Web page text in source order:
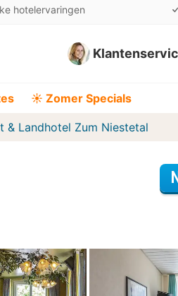
hotelervaringen
☀️ Zomer Specials
& Landhotel Zum Niestetal